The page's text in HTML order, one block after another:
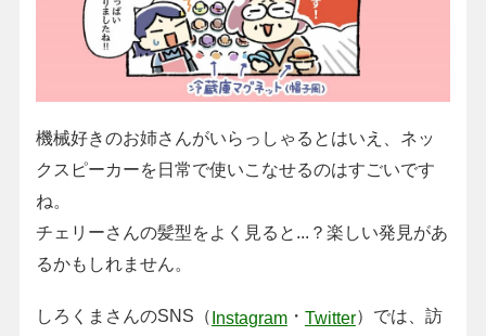
機械好きのお姉さんがいらっしゃるとはいえ、ネッ
クスピーカーを日常で使いこなせるのはすごいです
ね。
チェリーさんの髪型をよく見ると...？楽しい発見があ
るかもしれません。
しろくまさんのSNS（Instagram・ Twitter）では、訪